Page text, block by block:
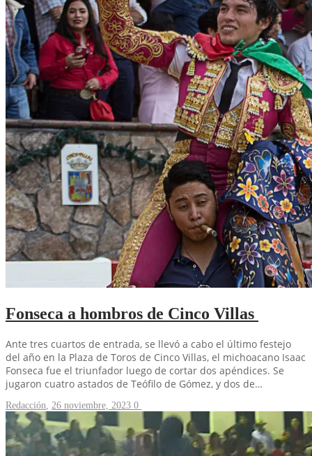
Fonseca a hombros de Cinco Villas
Ante tres cuartos de entrada, se llevó a cabo el último festejo
del año en la Plaza de Toros de Cinco Villas, el michoacano Isaac
Fonseca fue el triunfador luego de cortar dos apéndices. Se
jugaron cuatro astados de Teófilo de Gómez, y dos de…
Redacción 26 noviembre, 2023 0